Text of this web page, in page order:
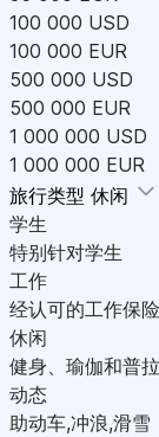
100 000 USD
100 000 EUR
500 000 USD
500 000 EUR
1 000 000 USD
1 000 000 EUR
旅行类型 休闲
学生
特别针对学生
工作
经认可的工作保险
休闲
健身、瑜伽和普
动态
助动车,冲浪,滑雪